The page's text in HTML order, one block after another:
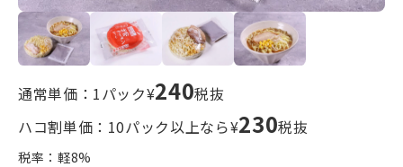
通常単価：1パック¥240税抜
ハコ割単価：10パック以上なら¥230税抜
税率：軽8%